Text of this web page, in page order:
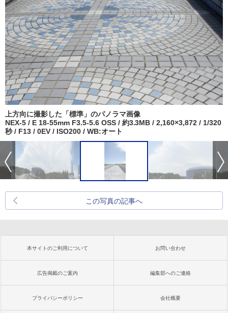
上方向に撮影した「標準」のパノラマ画像
NEX-5 / E 18-55mm F3.5-5.6 OSS / 約3.3MB / 2,160×3,872 / 1/320
秒 / F13 / 0EV / ISO200 / WB:オート
この写真の記事へ
本サイトのご利用について お問い合わせ
広告掲載のご案内 編集部へのご連絡
プライバシーポリシー 会社概要